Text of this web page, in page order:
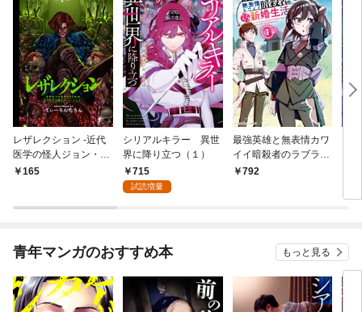
レザレクション -近代
医学の怪人ジョン・ハ
ンター- 連載版 第1話
165
シリアルキラー 異世
界に降り立つ（１）
715
試読増量
最強英雄と無表情カワ
イイ暗殺者のラブラブ
新婚生活 １巻
792
青年マンガのおすすめ本 もっと見る